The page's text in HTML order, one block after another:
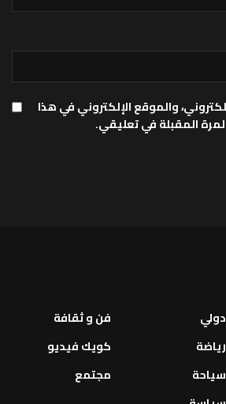
والموقع الإلكتروني في هذا
المقبلة في تعليقي.
دولي
رياضة
سياحة
فن و ثقافة
كويك فيديو
مجتمع